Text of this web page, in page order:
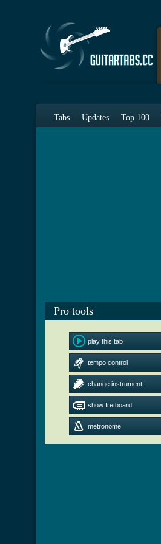
Tabs Updates Top 100
Pro tools
play this tab
tempo control
change instrument
show fretboard
metronome